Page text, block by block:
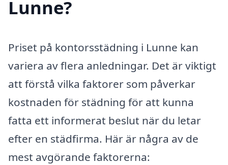
Lunne?
Priset på kontorsstädning i Lunne kan
variera av flera anledningar. Det är viktigt
att förstå vilka faktorer som påverkar
kostnaden för städning för att kunna
fatta ett informerat beslut när du letar
efter en städfirma. Här är några av de
mest avgörande faktorerna: